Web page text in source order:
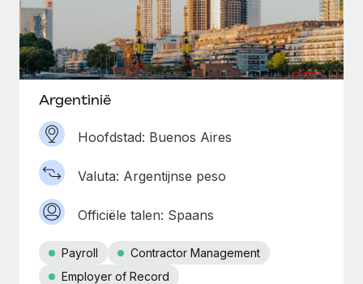
Argentinië
Hoofdstad: Buenos Aires
Valuta: Argentijnse peso
Officiële talen: Spaans
Payroll
Contractor Management
Employer of Record